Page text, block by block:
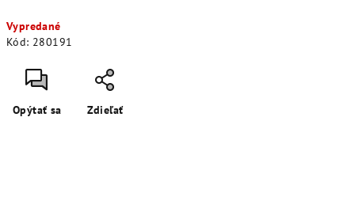
cena:
Vypredané
Kód: 280191
Opýtať sa Zdieľať